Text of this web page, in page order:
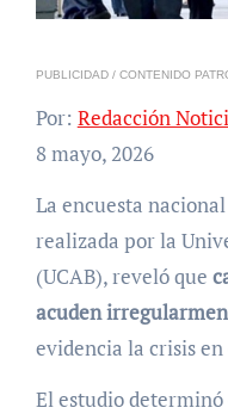
PUBLICIDAD / CONTENIDO
Por: Redacción
8 mayo, 2026
La encuesta nacional de calidad de vida (Encovi),
realizada por la
(UCAB), reveló que
acuden
evidencia la crisis
El estudio determinó